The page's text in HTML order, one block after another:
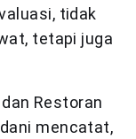
tidak
tetapi juga
Restoran
mencatat,